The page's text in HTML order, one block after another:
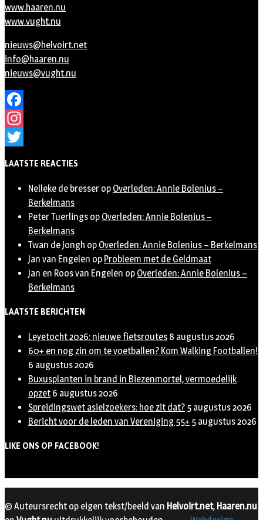
www.haaren.nu
www.vught.nu
nieuws@helvoirt.net
info@haaren.nu
nieuws@vught.nu
Facebook
Instagram
LAATSTE REACTIES
Nelleke de bresser op Overleden: Annie Bolenius –
Berkelmans
Peter Tuerlings op Overleden: Annie Bolenius –
Berkelmans
Twan de Jongh op Overleden: Annie Bolenius – Berkelmans
Jan van Engelen op Probleem met de Geldmaat
Jan en Roos van Engelen op Overleden: Annie Bolenius –
Berkelmans
LAATSTE BERICHTEN
Leyetocht 2026: nieuwe fietsroutes 8 augustus 2026
60+ en nog zin om te voetballen? Kom Walking Footballen!
6 augustus 2026
Buxusplanten in brand in Biezenmortel, vermoedelijk
opzet 6 augustus 2026
Spreidingswet asielzoekers: hoe zit dat? 5 augustus 2026
Bericht voor de leden van Vereniging 55+ 5 augustus 2026
LIKE ONS OP FACEBOOK!
© Auteursrecht op eigen tekst/beeld van Helvoirt.net, Haaren.nu